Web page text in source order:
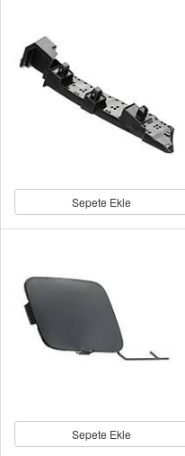
Sepete Ekle
Sepete Ekle